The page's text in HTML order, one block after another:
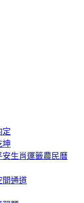
定
坤
安生肖運籤農民曆
間通道